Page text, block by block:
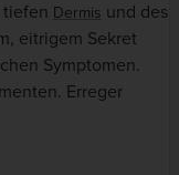
Dermis und des
eitrigem Sekret
Symptomen.
Erreger